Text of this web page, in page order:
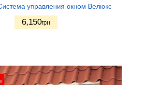
управления окном Велюкс
6,150грн